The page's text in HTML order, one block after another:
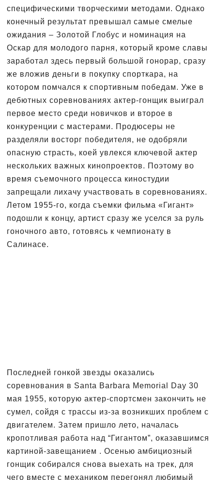
специфическими творческими методами. Однако
конечный результат превышал самые смелые
ожидания – Золотой Глобус и номинация на
Оскар для молодого парня, который кроме славы
заработал здесь первый большой гонорар, сразу
же вложив деньги в покупку спорткара, на
котором помчался к спортивным победам. Уже в
дебютных соревнованиях актер-гонщик выиграл
первое место среди новичков и второе в
конкуренции с мастерами. Продюсеры не
разделяли восторг победителя, не одобряли
опасную страсть, коей увлекся ключевой актер
нескольких важных кинопроектов. Поэтому во
время съемочного процесса киностудии
запрещали лихачу участвовать в соревнованиях.
Летом 1955-го, когда съемки фильма «Гигант»
подошли к концу, артист сразу же уселся за руль
гоночного авто, готовясь к чемпионату в
Салинасе.
Последней гонкой звезды оказались
соревнования в Santa Barbara Memorial Day 30
мая 1955, которую актер-спортсмен закончить не
сумел, сойдя с трассы из-за возникших проблем с
двигателем. Затем пришло лето, началась
кропотливая работа над “Гигантом”, оказавшимся
картиной-завещанием . Осенью амбициозный
гонщик собирался снова выехать на трек, для
чего вместе с механиком перегонял любимый